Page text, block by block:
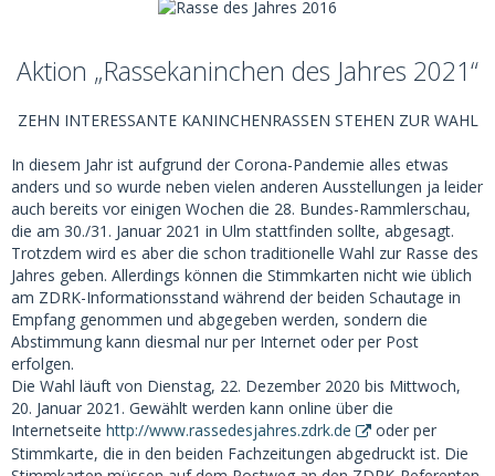
Aktion „Rassekaninchen des Jahres 2021“
ZEHN INTERESSANTE KANINCHENRASSEN STEHEN ZUR WAHL
In diesem Jahr ist aufgrund der Corona-Pandemie alles etwas
anders und so wurde neben vielen anderen Ausstellungen ja leider
auch bereits vor einigen Wochen die 28. Bundes-Rammlerschau,
die am 30./31. Januar 2021 in Ulm stattfinden sollte, abgesagt.
Trotzdem wird es aber die schon traditionelle Wahl zur Rasse des
Jahres geben. Allerdings können die Stimmkarten nicht wie üblich
am ZDRK-Informationsstand während der beiden Schautage in
Empfang genommen und abgegeben werden, sondern die
Abstimmung kann diesmal nur per Internet oder per Post
erfolgen.
Die Wahl läuft von Dienstag, 22. Dezember 2020 bis Mittwoch,
20. Januar 2021. Gewählt werden kann online über die
Internetseite http://www.rassedesjahres.zdrk.de
oder per
Stimmkarte, die in den beiden Fachzeitungen abgedruckt ist. Die